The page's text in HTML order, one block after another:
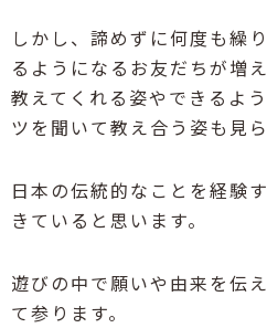
しかし、諦めずに何度も繰
るようになるお友だちが増
教えてくれる姿やできるよ
ツを聞いて教え合う姿も見ら
日本の伝統的なことを経験
きていると思います。
遊びの中で願いや由来を伝
て参ります。